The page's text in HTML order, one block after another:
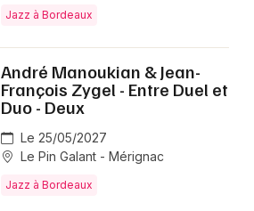
Jazz à Bordeaux
André Manoukian & Jean-
François Zygel - Entre Duel et
Duo - Deux
Le 25/05/2027
Le Pin Galant - Mérignac
Jazz à Bordeaux